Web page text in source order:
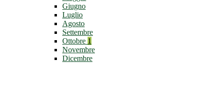
Giugno
Luglio
Agosto
Settembre
Ottobre 1
Novembre
Dicembre